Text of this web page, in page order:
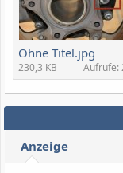
Ohne Titel.jpg
230,3 KB Aufrufe:
Anzeige